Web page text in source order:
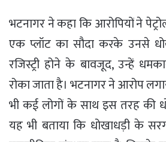
भटनागर ने कहा कि आरोपियों ने
एक प्लॉट का सौदा करके उनसे
रजिस्ट्री होने के बावजूद, उन्हें
रोका जाता है। भटनागर ने आरोप
भी कई लोगों के साथ इस तरह की
यह भी बताया कि धोखाधड़ी के